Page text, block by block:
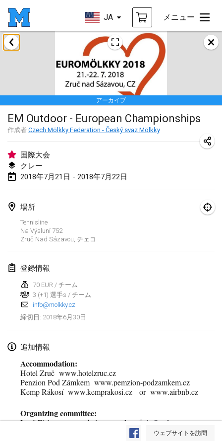
JA メニュー
リストを表示
アーカイブ
EM Outdoor - European Championships
作成者 Czech Mölkky Federation - Český svaz Mölkky
国際大会
クレー
2018年7月21日 - 2018年7月22日
場所
Tennisline
Na Výsluní 752
Zruč Nad Sázavou チェコ
登録情報
70 EUR / チーム
3 (+1) 選手s / チーム
info@molkky.cz
締切日 : 2018年6月30日
追加情報
Accommodation:
Hotel Zruč www.hotelzruc.cz
Penzion Pod Zámkem www.pemzion-podzamkem.cz
Kemp Rákosí www.kemprakosi.cz or www.airbnb.cz
Organizing committee:
Leoš Fiala chairmanleos.fiala@volny.cz
Dagmar Fialová tournament director
ウェブサイトを訪問
2018年1月
Open des rois de Mölkky
2018年1月21日|フランス
Individuel du Garo
2018年1月21日| フランス
Tournoi d'Hiver
2018年1月27日
Tournoi de Mölkky - Lesfous Dubâtonvaigeois
Lumi Mölkky
Tournoi de la St Valentin
2018年2月10日
Faschings-Mölkky
2018年2月11日|ドイツ
Rakovnické mölkkování
SM HalliMölkky - Finnish Championship
2018年2月24日|フィンランド
Tournoi de l'ASSER